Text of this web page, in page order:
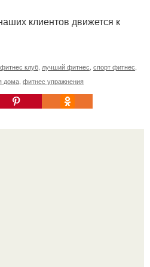
клиентов движется к
фитнес клуб лучший фитнес спорт фитнес
дома фитнес упражнения